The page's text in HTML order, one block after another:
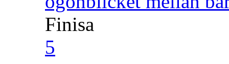
Finisa
5